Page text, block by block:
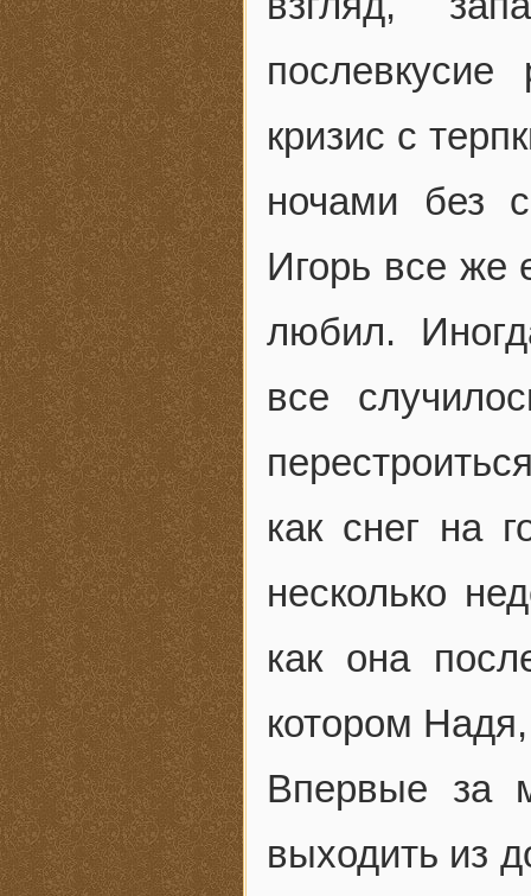
кризис с
ночами без
Игорь все же
любил.
все
как снег на
несколько
как она
котором
Впервые за
выходить из